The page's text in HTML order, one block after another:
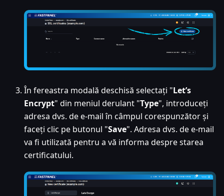
În fereastra modală deschisă selectați "Let’s
Encrypt" din meniul derulant "Type", introduceți
adresa dvs. de e-mail în câmpul corespunzător și
faceți clic pe butonul "Save". Adresa dvs. de e-mail
va fi utilizată pentru a vă informa despre starea
certificatului.